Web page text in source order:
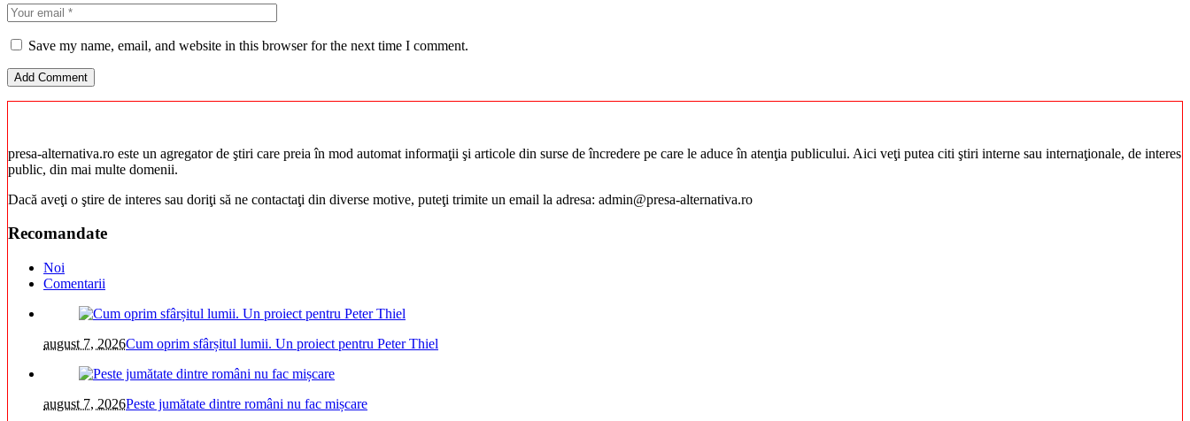
Save my name, email, and website in this browser for the next time I comment.
presa-alternativa.ro este un agregator de ştiri care preia în mod automat informaţii şi articole din surse de încredere pe care le aduce în atenţia publicului. Aici veţi putea citi ştiri interne sau internaţionale, de interes
public, din mai multe domenii.
Dacă aveţi o ştire de interes sau doriţi să ne contactaţi din diverse motive, puteţi trimite un email la adresa: admin@presa-alternativa.ro
Recomandate
Noi
Comentarii
august 7, 2026Cum oprim sfârșitul lumii. Un proiect pentru Peter Thiel
august 7, 2026Peste jumătate dintre români nu fac mișcare